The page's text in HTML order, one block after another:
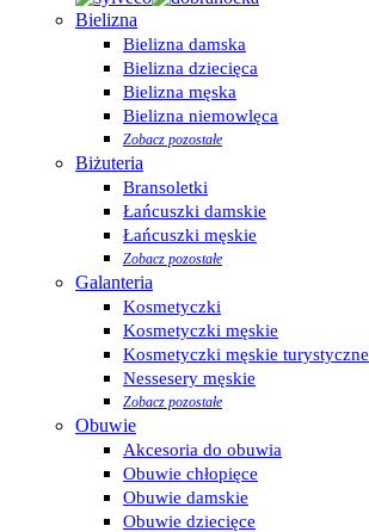
Bielizna
Bielizna damska
Bielizna dziecięca
Bielizna męska
Bielizna niemowlęca
Zobacz pozostałe
Biżuteria
Bransoletki
Łańcuszki damskie
Łańcuszki męskie
Zobacz pozostałe
Galanteria
Kosmetyczki
Kosmetyczki męskie
Kosmetyczki męskie turystyczne
Nessesery męskie
Zobacz pozostałe
Obuwie
Akcesoria do obuwia
Obuwie chłopięce
Obuwie damskie
Obuwie dziecięce